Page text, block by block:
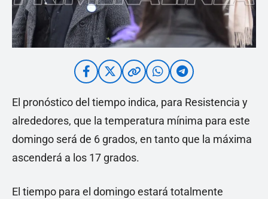
El pronóstico del tiempo indica, para Resistencia y
alrededores, que la temperatura mínima para este
domingo será de 6 grados, en tanto que la máxima
ascenderá a los 17 grados.
El tiempo para el domingo estará totalmente